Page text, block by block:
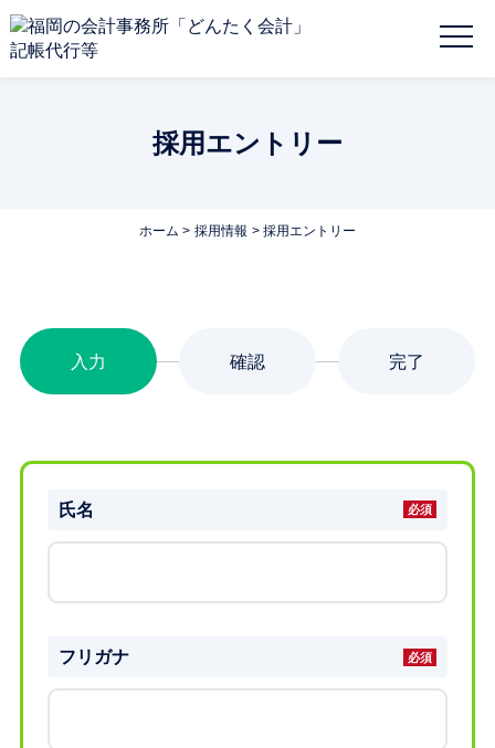
採用エントリー
ホーム 採用情報 採用エントリー
入力 確認 完了
氏名
フリガナ